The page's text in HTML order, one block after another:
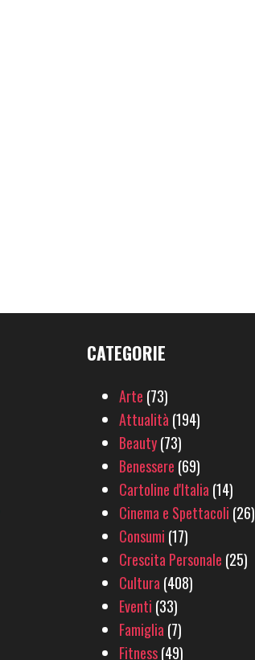
CATEGORIE
Arte (73)
Attualità (194)
Beauty(73)
Benessere (69)
Cartoline d'Italia (14)
Cinema e Spettacoli (26)
Consumi (17)
Crescita Personale (25)
Cultura (408)
Eventi (33)
Famiglia (7)
Fitness(49)